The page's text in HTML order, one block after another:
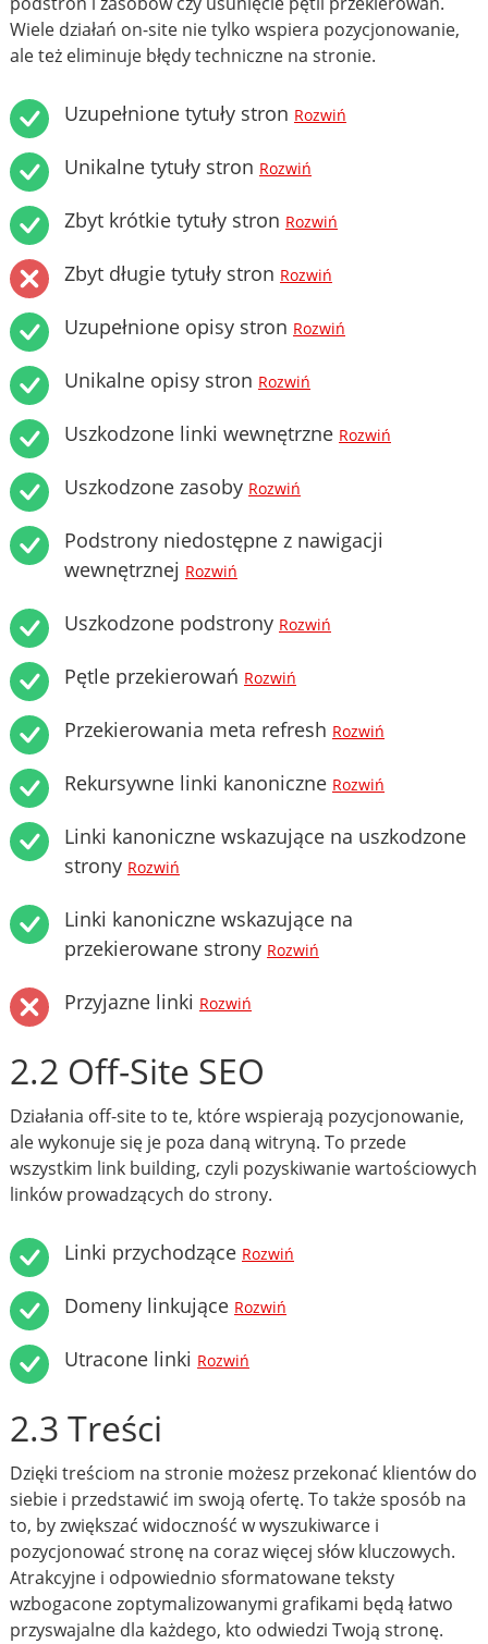
Wiele działań on-site nie tylko wspiera pozycjonowanie,
ale też eliminuje błędy techniczne na stronie.
Uzupełnione tytuły stron Rozwiń
Unikalne tytuły stron Rozwiń
Zbyt krótkie tytuły stron Rozwiń
Zbyt długie tytuły stron Rozwiń
Uzupełnione opisy stron Rozwiń
Unikalne opisy stron Rozwiń
Uszkodzone linki wewnętrzne Rozwiń
Uszkodzone zasoby Rozwiń
Podstrony niedostępne z nawigacji
wewnętrznej Rozwiń
Uszkodzone podstrony Rozwiń
Pętle przekierowań Rozwiń
Przekierowania meta refresh Rozwiń
Rekursywne linki kanoniczne Rozwiń
Linki kanoniczne wskazujące na uszkodzone
strony Rozwiń
Linki kanoniczne wskazujące na
przekierowane strony Rozwiń
Przyjazne linki Rozwiń
2.2 Off-Site SEO
Działania off-site to te, które wspierają pozycjonowanie,
ale wykonuje się je poza daną witryną. To przede
wszystkim link building, czyli pozyskiwanie wartościowych
linków prowadzących do strony.
Linki przychodzące Rozwiń
Domeny linkujące Rozwiń
Utracone linki Rozwiń
2.3 Treści
Dzięki treściom na stronie możesz przekonać klientów do
siebie i przedstawić im swoją ofertę. To także sposób na
to, by zwiększać widoczność w wyszukiwarce i
pozycjonować stronę na coraz więcej słów kluczowych.
Atrakcyjne i odpowiednio sformatowane teksty
wzbogacone zoptymalizowanymi grafikami będą łatwo
przyswajalne dla każdego, kto odwiedzi Twoją stronę.